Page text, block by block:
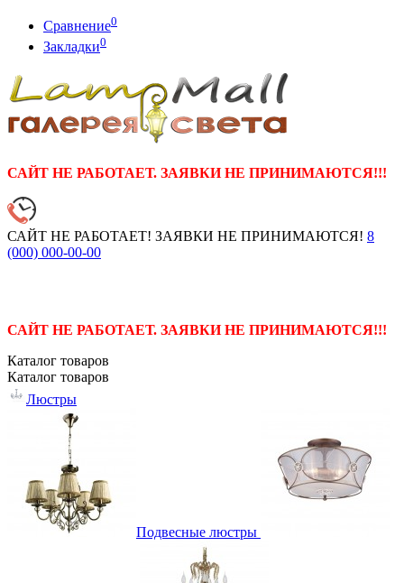
Сравнение0
Закладки0
САЙТ НЕ РАБОТАЕТ. ЗАЯВКИ НЕ ПРИНИМАЮТСЯ!!!
САЙТ НЕ РАБОТАЕТ! ЗАЯВКИ НЕ ПРИНИМАЮТСЯ! 8
(000) 000-00-00
САЙТ НЕ РАБОТАЕТ. ЗАЯВКИ НЕ ПРИНИМАЮТСЯ!!!
Каталог товаров
Каталог товаров
Люстры
Подвесные люстры